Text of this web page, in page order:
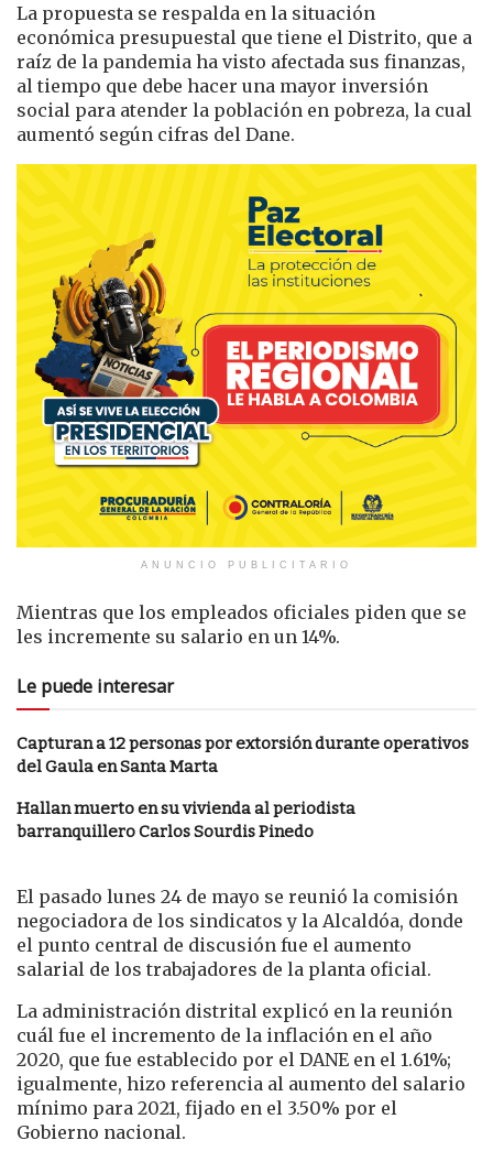
La propuesta se respalda en la situación
económica presupuestal que tiene el Distrito, que a
raíz de la pandemia ha visto afectada sus finanzas,
al tiempo que debe hacer una mayor inversión
social para atender la población en pobreza, la cual
aumentó según cifras del Dane.
ANUNCIO PUBLICITARIO
Mientras que los empleados oficiales piden que se
les incremente su salario en un 14%.
Le puede interesar
Capturan a 12 personas por extorsión durante operativos
del Gaula en Santa Marta
Hallan muerto en su vivienda al periodista
barranquillero Carlos Sourdis Pinedo
El pasado lunes 24 de mayo se reunió la comisión
negociadora de los sindicatos y la Alcaldóa, donde
el punto central de discusión fue el aumento
salarial de los trabajadores de la planta oficial.
La administración distrital explicó en la reunión
cuál fue el incremento de la inflación en el año
2020, que fue establecido por el DANE en el 1.61%;
igualmente, hizo referencia al aumento del salario
mínimo para 2021, fijado en el 3.50% por el
Gobierno nacional.